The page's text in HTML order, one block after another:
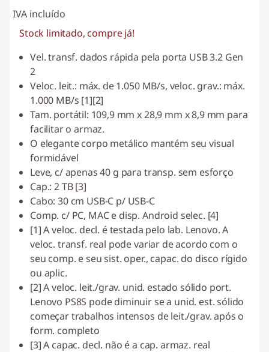
IVA incluído
Stock limitado, compre já!
Vel. transf. dados rápida pela porta USB 3.2 Gen
2
Veloc. leit.: máx. de 1.050 MB/s, veloc. grav.: máx.
1.000 MB/s [1][2]
Tam. portátil: 109,9 mm x 28,9 mm x 8,9 mm para
facilitar o armaz.
O elegante corpo metálico mantém seu visual
formidável
Leve, c/ apenas 40 g para transp. sem esforço
Cap.: 2 TB [3]
Cabo: 30 cm USB-C p/ USB-C
Comp. c/ PC, MAC e disp. Android selec. [4]
[1] A veloc. decl. é testada pelo lab. Lenovo. A
veloc. transf. real pode variar de acordo com o
seu comp. e seu sist. oper., capac. do disco rígido
ou aplic.
[2] A veloc. leit./grav. unid. estado sólido port.
Lenovo PS8S pode diminuir se a unid. est. sólido
começar trabalhos intensos de leit./grav. após o
form. completo
[3] A capac. decl. não é a cap. armaz. real